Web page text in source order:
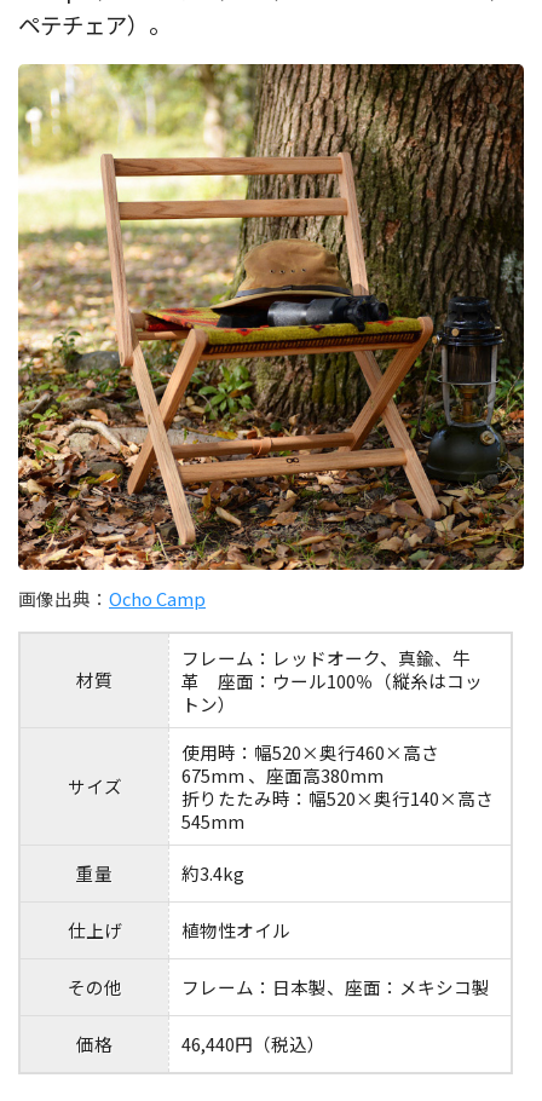
ペテチェア）。
画像出典： Ocho Camp
材質
フレーム：レッドオーク、真鍮、牛
革 座面：ウール100％（縦糸はコッ
トン）
サイズ
使用時：幅520×奥行460×高さ
675mm 、座面高380mm
折りたたみ時：幅520×奥行140×高さ
545mm
重量 約3.4kg
仕上げ 植物性オイル
その他 フレーム：日本製、座面：メキシコ製
価格 46,440円（税込）